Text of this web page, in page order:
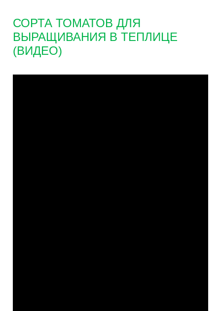
СОРТА ТОМАТОВ ДЛЯ
ВЫРАЩИВАНИЯ В ТЕПЛИЦЕ
(ВИДЕО)